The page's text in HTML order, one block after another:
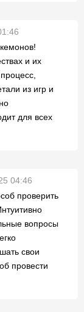
и их
из игр и
для всех
04:46
проверить
вопросы
свои
провести